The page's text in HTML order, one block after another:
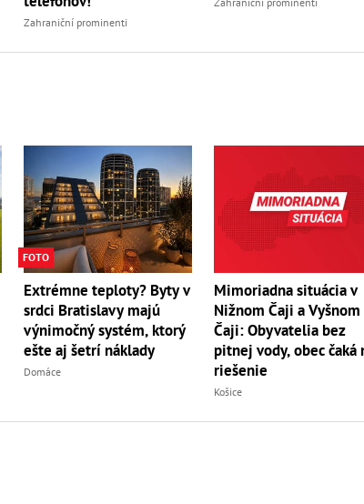
Zahraniční prominenti
FOTO
Extrémne teploty? Byty v
srdci Bratislavy majú
výnimočný systém, ktorý
ešte aj šetrí náklady
Domáce
Mimoriadna situácia v
Nižnom Čaji a Vyšnom
Čaji: Obyvatelia bez
pitnej vody, obec čaká
riešenie
Košice